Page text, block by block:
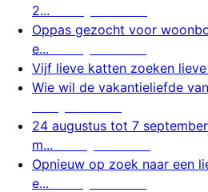
2...
Oppas gezocht voor
e...
Vijf lieve katten zoeken
Wie wil de vakantieliefde
24 augustus tot 7
m...
Opnieuw op zoek naar een
e...